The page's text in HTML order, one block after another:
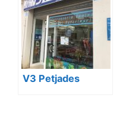
V3 Petjades